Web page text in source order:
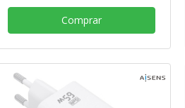
Comprar